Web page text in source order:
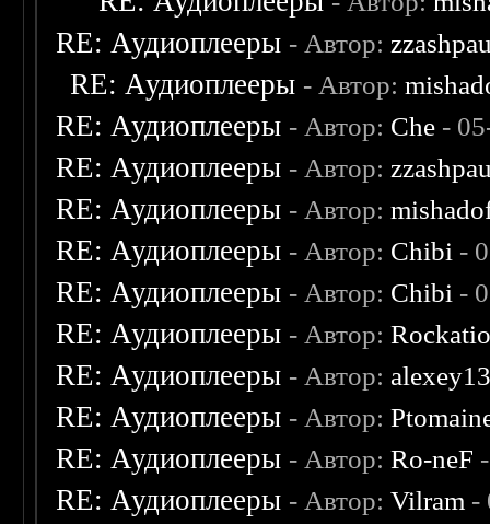
RE: Аудиоплееры - Автор:
RE: Аудиоплееры - Автор:
RE: Аудиоплееры - Автор: Che -
RE: Аудиоплееры - Автор:
RE: Аудиоплееры - Автор:
RE: Аудиоплееры - Автор: Chibi -
RE: Аудиоплееры - Автор: Chibi -
RE: Аудиоплееры - Автор:
RE: Аудиоплееры - Автор:
RE: Аудиоплееры - Автор:
RE: Аудиоплееры - Автор:Ro-neF
RE: Аудиоплееры - Автор:Vilram -